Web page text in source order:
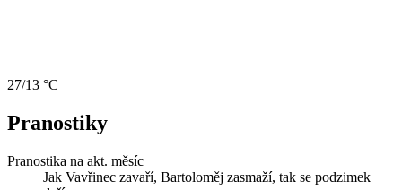
27/13 °C
Pranostiky
Pranostika na akt. měsíc
Jak Vavřinec zavaří, Bartoloměj zasmaží, tak se podzimek